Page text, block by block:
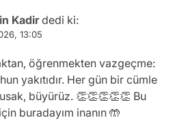
Kadir dedi ki:
13:05
öğrenmekten vazgeçme:
yakıtıdır. Her gün bir cümle
büyürüz. 👏👏👏👏👏 Bu
buradayım inanın 🤲